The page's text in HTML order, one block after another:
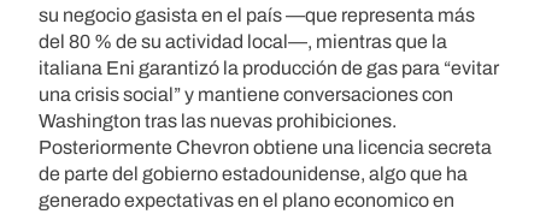
su negocio gasista en el país —que representa más
del 80 % de su actividad local—, mientras que la
italiana Eni garantizó la producción de gas para “evitar
una crisis social” y mantiene conversaciones con
Washington tras las nuevas prohibiciones.
Posteriormente Chevron obtiene una licencia secreta
de parte del gobierno estadounidense, algo que ha
generado expectativas en el plano economico en